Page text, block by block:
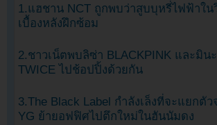
1.แฮชาน NCT ถูกพบว่าสูบบุหรี่ไฟฟ้าใน
เบื้องหลังฝึกซ้อม
2.ชาวเน็ตพบลิซ่า BLACKPINK และมินะ
TWICE ไปช้อปปิ้งด้วยกัน
3.The Black Label กำลังเล็งที่จะแยกตัว
YG ย้ายอฟฟิศไปตึกใหม่ในฮันนัมดง